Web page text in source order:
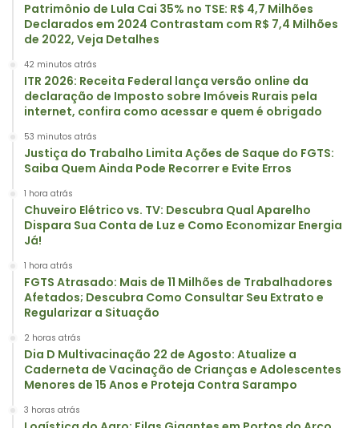
Patrimônio de Lula Cai 35% no TSE: R$ 4,7 Milhões
Declarados em 2024 Contrastam com R$ 7,4 Milhões
de 2022, Veja Detalhes
42 minutos atrás
ITR 2026: Receita Federal lança versão online da
declaração de Imposto sobre Imóveis Rurais pela
internet, confira como acessar e quem é obrigado
53 minutos atrás
Justiça do Trabalho Limita Ações de Saque do FGTS:
Saiba Quem Ainda Pode Recorrer e Evite Erros
1 hora atrás
Chuveiro Elétrico vs. TV: Descubra Qual Aparelho
Dispara Sua Conta de Luz e Como Economizar Energia
Já!
1 hora atrás
FGTS Atrasado: Mais de 11 Milhões de Trabalhadores
Afetados; Descubra Como Consultar Seu Extrato e
Regularizar a Situação
2 horas atrás
Dia D Multivacinação 22 de Agosto: Atualize a
Caderneta de Vacinação de Crianças e Adolescentes
Menores de 15 Anos e Proteja Contra Sarampo
3 horas atrás